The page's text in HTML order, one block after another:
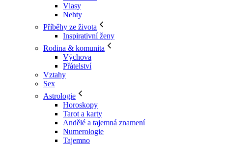
Vlasy
Nehty
Příběhy ze života
Inspirativní ženy
Rodina & komunita
Výchova
Přátelství
Vztahy
Sex
Astrologie
Horoskopy
Tarot a karty
Andělé a tajemná znamení
Numerologie
Tajemno